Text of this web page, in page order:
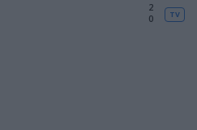
2
0
TV